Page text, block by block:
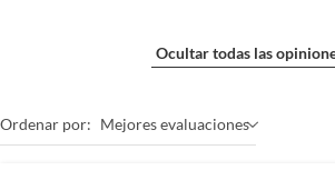
Ocultar todas las
Ordenar por: Mejores evaluaciones